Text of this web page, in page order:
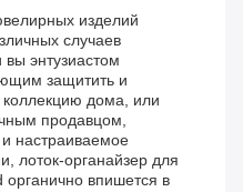
изделий
случаев
энтузиастом
защитить и
дома, или
продавцом,
настраиваемое
лоток-органайзер для
впишется в